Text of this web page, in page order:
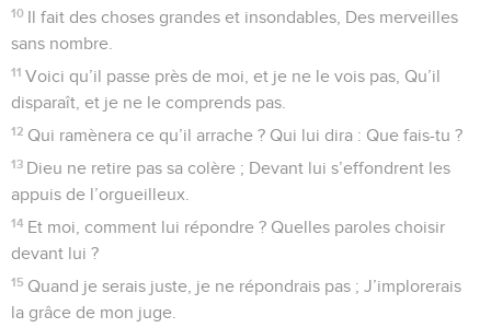
10 Il fait des choses grandes et insondables, Des merveilles
sans nombre.
11 Voici qu’il passe près de moi, et je ne le vois pas, Qu’il
disparaît, et je ne le comprends pas.
12 Qui ramènera ce qu’il arrache ? Qui lui dira : Que fais-tu ?
13 Dieu ne retire pas sa colère ; Devant lui s’effondrent les
appuis de l’orgueilleux.
14 Et moi, comment lui répondre ? Quelles paroles choisir
devant lui ?
15 Quand je serais juste, je ne répondrais pas ; J’implorerais
la grâce de mon juge.